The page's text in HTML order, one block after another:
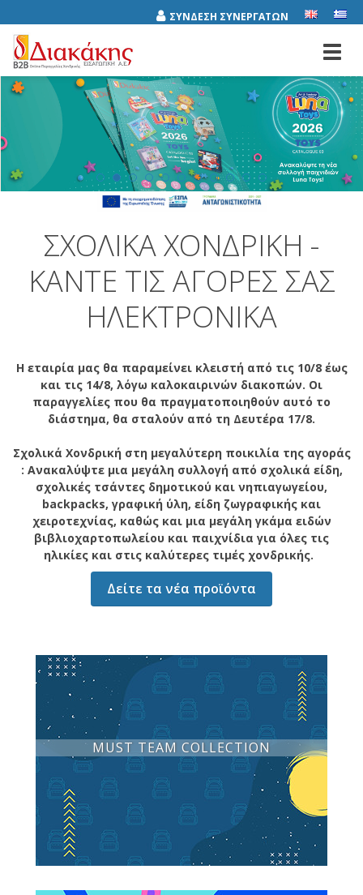
ΣΥΝΔΕΣΗ ΣΥΝΕΡΓΑΤΩΝ
ΣΧΟΛΙΚΆ ΧΟΝΔΡΙΚΉ -
ΚΆΝΤΕ ΤΙΣ ΑΓΟΡΈΣ ΣΑΣ
ΗΛΕΚΤΡΟΝΙΚΆ
Η εταιρία μας θα παραμείνει κλειστή από τις 10/8 έως
και τις 14/8, λόγω καλοκαιρινών διακοπών. Οι
παραγγελίες που θα πραγματοποιηθούν αυτό το
διάστημα, θα σταλούν από τη Δευτέρα 17/8.
Σχολικά Χονδρική στη μεγαλύτερη ποικιλία της αγοράς
: Ανακαλύψτε μια μεγάλη συλλογή από σχολικά είδη,
σχολικές τσάντες δημοτικού και νηπιαγωγείου,
backpacks, γραφική ύλη, είδη ζωγραφικής και
χειροτεχνίας, καθώς και μια μεγάλη γκάμα ειδών
βιβλιοχαρτοπωλείου και παιχνίδια για όλες τις
ηλικίες και στις καλύτερες τιμές χονδρικής.
Δείτε τα νέα προϊόντα
MUST TEAM COLLECTION